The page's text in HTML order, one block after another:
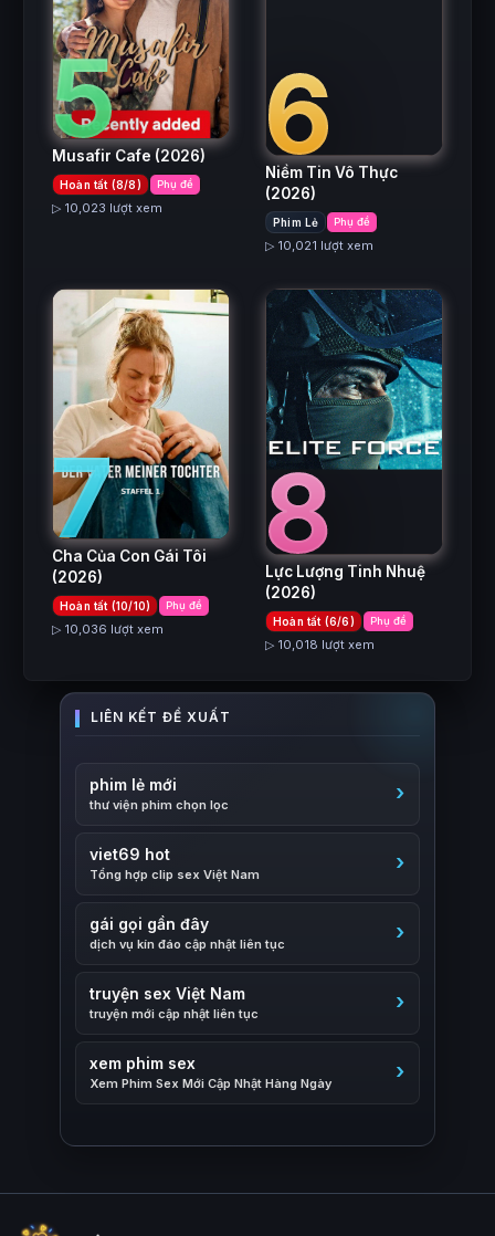
5
Musafir Cafe (2026)
Hoàn tất (8/8) Phụ đề
▷ 10,023 lượt xem
6
Niềm Tin Vô Thực
(2026)
Phim Lẻ Phụ đề
▷ 10,021 lượt xem
7
Cha Của Con Gái Tôi
(2026)
Hoàn tất (10/10) Phụ đề
▷ 10,036 lượt xem
8
Lực Lượng Tinh Nhuệ
(2026)
Hoàn tất (6/6) Phụ đề
▷ 10,018 lượt xem
phim lẻ mới
thư viện phim chọn lọc
viet69 hot
Tổng hợp clip sex Việt Nam
gái gọi gần đây
dịch vụ kín đáo cập nhật liên tục
truyện sex Việt Nam
truyện mới cập nhật liên tục
xem phim sex
Xem Phim Sex Mới Cập Nhật Hàng Ngày